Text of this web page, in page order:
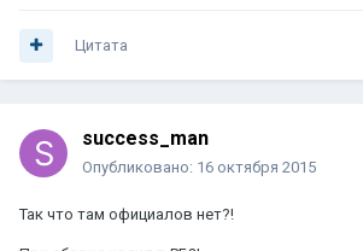
Цитата
success_man
Опубликовано: 16 октября 2015
Так что там официалов нет?!